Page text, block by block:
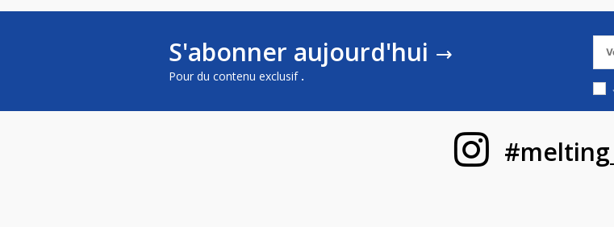
S'abonner aujourd'hui
Pour du contenu exclusif .